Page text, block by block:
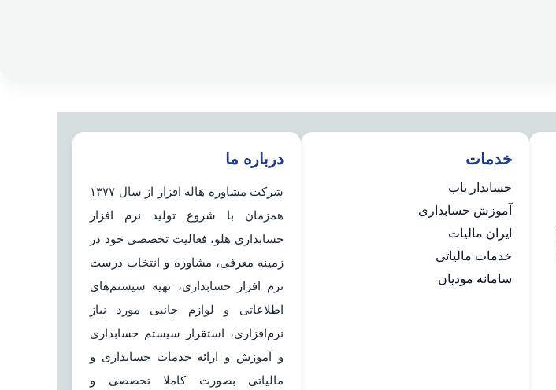
خدمات
حسابدار یاب
آموزش حسابداری
ایران مالیات
خدمات مالیاتی
سامانه مودیان
درباره ما
شرکت مشاوره هاله افزار از سال ۱۳۷۷
همزمان با شروع تولید نرم افزار
حسابداری هلو، فعالیت تخصصی خود در
زمینه معرفی، مشاوره و انتخاب درست
نرم افزار حسابداری، تهیه سیستم‌های
اطلاعاتی و لوازم جانبی مورد نیاز
نرم‌افزاری، استقرار سیستم حسابداری
و آموزش و ارائه خدمات حسابداری و
مالیاتی بصورت کاملا تخصصی و